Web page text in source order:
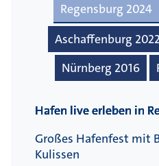
Regensburg 2024
Aschaffenburg
Nürnberg 2016
Hafen live erleben in
Großes Hafenfest mit
Kulissen